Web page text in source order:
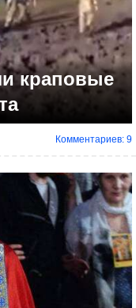
краповые
Комментариев: 9